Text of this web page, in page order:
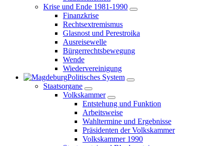
Krise und Ende 1981-1990
Finanzkrise
Rechtsextremismus
Glasnost und Perestroika
Ausreisewelle
Bürgerrechtsbewegung
Wende
Wiedervereinigung
Politisches System
Staatsorgane
Volkskammer
Entstehung und Funktion
Arbeitsweise
Wahltermine und Ergebnisse
Präsidenten der Volkskammer
Volkskammer 1990